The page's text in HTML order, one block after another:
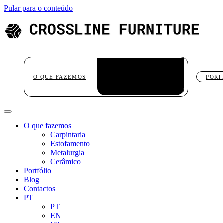
Pular para o conteúdo
O QUE FAZEMOS
O que fazemos
Carpintaria
Estofamento
Metalurgia
Cerâmico
Portfólio
Blog
Contactos
PT
PT
EN